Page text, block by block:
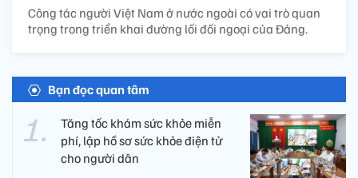
Công tác người Việt Nam ở nước ngoài có vai trò quan
trọng trong triển khai đường lối đối ngoại của Đảng.
Bạn đọc quan tâm
Tăng tốc khám sức khỏe miễn
phí, lập hồ sơ sức khỏe điện tử
cho người dân